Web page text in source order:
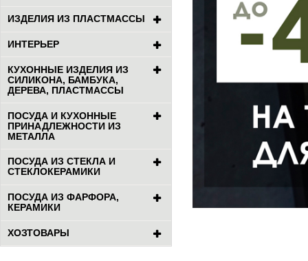
ИЗДЕЛИЯ ИЗ ПЛАСТМАССЫ
ИНТЕРЬЕР
КУХОННЫЕ ИЗДЕЛИЯ ИЗ
СИЛИКОНА, БАМБУКА,
ДЕРЕВА, ПЛАСТМАССЫ
ПОСУДА И КУХОННЫЕ
ПРИНАДЛЕЖНОСТИ ИЗ
МЕТАЛЛА
ПОСУДА ИЗ СТЕКЛА И
СТЕКЛОКЕРАМИКИ
ПОСУДА ИЗ ФАРФОРА,
КЕРАМИКИ
ХОЗТОВАРЫ